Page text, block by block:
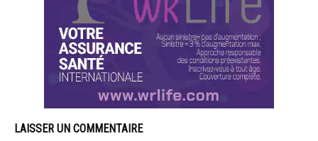
LAISSER UN COMMENTAIRE